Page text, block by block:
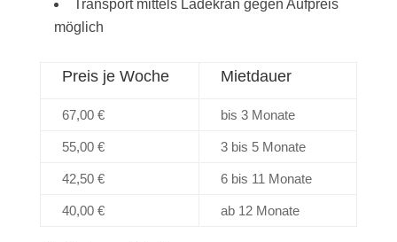
Transport mittels Ladekran gegen Aufpreis
möglich
Preis je Woche Mietdauer
67,00 € bis 3 Monate
55,00 € 3 bis 5 Monate
42,50 € 6 bis 11 Monate
40,00 € ab 12 Monate